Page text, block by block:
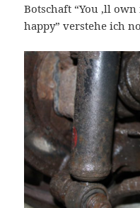
Botschaft “You ‚ll
happy” verstehe ich